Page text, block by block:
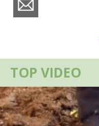
CORMIK
PENSA
GARDENA
VERONESI
TOP VIDEO